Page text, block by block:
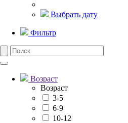
Выбрать дату
Фильтр
Возраст
Возраст
3-5
6-9
10-12